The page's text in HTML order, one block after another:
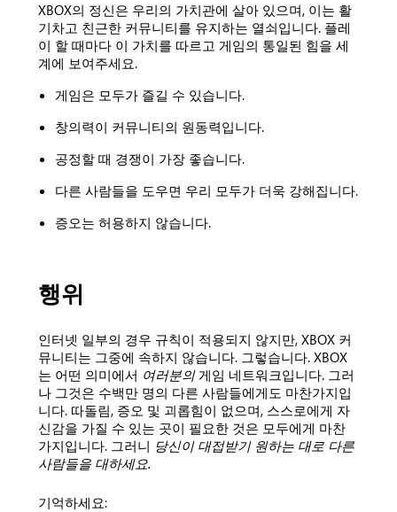
XBOX의 정신은 우리의 가치관에 살아 있으며, 이는 활
기차고 친근한 커뮤니티를 유지하는 열쇠입니다. 플레
이 할 때마다 이 가치를 따르고 게임의 통일된 힘을 세
계에 보여주세요.
게임은 모두가 즐길 수 있습니다.
창의력이 커뮤니티의 원동력입니다.
공정할 때 경쟁이 가장 좋습니다.
다른 사람들을 도우면 우리 모두가 더욱 강해집니다.
증오는 허용하지 않습니다.
행위
인터넷 일부의 경우 규칙이 적용되지 않지만, XBOX 커
뮤니티는 그중에 속하지 않습니다. 그렇습니다. XBOX
는 어떤 의미에서 여러분의게임 네트워크입니다. 그러
나 그것은 수백만 명의 다른 사람들에게도 마찬가지입
니다. 따돌림, 증오 및 괴롭힘이 없으며, 스스로에게 자
신감을 가질 수 있는 곳이 필요한 것은 모두에게 마찬
가지입니다. 그러니 당신이 대접받기 원하는 대로 다른
사람들을 대하세요.
기억하세요: